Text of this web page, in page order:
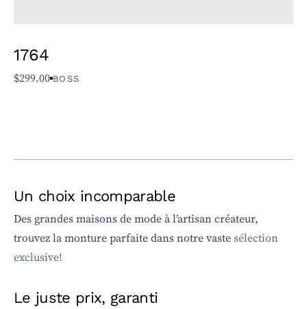
1764
$299.00 BOSS
Un choix incomparable
Des grandes maisons de mode à l’artisan créateur,
trouvez la monture parfaite dans notre vastesélection
exclusive!
Le juste prix, garanti